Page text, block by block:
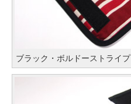
ブラック・ボルドーストライプ